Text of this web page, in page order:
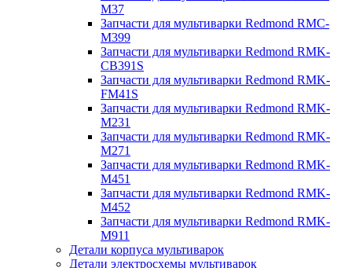
M37
Запчасти для мультиварки Redmond RMC-
M399
Запчасти для мультиварки Redmond RMK-
CB391S
Запчасти для мультиварки Redmond RMK-
FM41S
Запчасти для мультиварки Redmond RMK-
M231
Запчасти для мультиварки Redmond RMK-
M271
Запчасти для мультиварки Redmond RMK-
M451
Запчасти для мультиварки Redmond RMK-
M452
Запчасти для мультиварки Redmond RMK-
M911
Детали корпуса мультиварок
Детали электросхемы мультиварок